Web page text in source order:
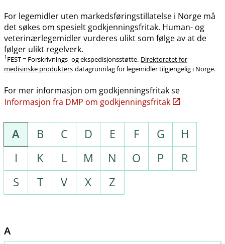
For legemidler uten markedsføringstillatelse i Norge må
det søkes om spesielt godkjenningsfritak. Human- og
veterinærlegemidler vurderes ulikt som følge av at de
følger ulikt regelverk.
1 FEST = Forskrivnings- og ekspedisjonsstøtte. Direktoratet for
medisinske produkters datagrunnlag for legemidler tilgjengelig i Norge.
For mer informasjon om godkjenningsfritak se
Informasjon fra DMP om godkjenningsfritak
A B C D E F G
H
I
K L M N O P
R
S
T V X Z
A